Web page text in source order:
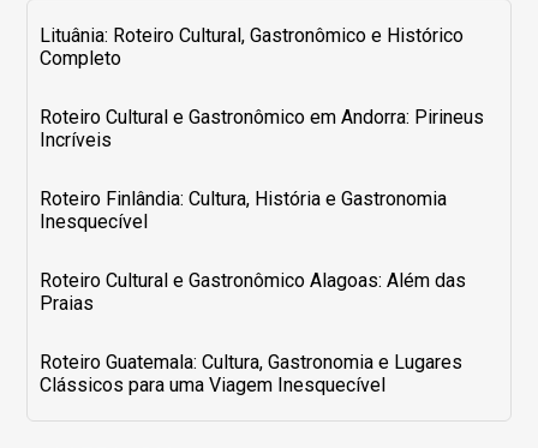
Lituânia: Roteiro Cultural, Gastronômico e Histórico
Completo
Roteiro Cultural e Gastronômico em Andorra: Pirineus
Incríveis
Roteiro Finlândia: Cultura, História e Gastronomia
Inesquecível
Roteiro Cultural e Gastronômico Alagoas: Além das
Praias
Roteiro Guatemala: Cultura, Gastronomia e Lugares
Clássicos para uma Viagem Inesquecível